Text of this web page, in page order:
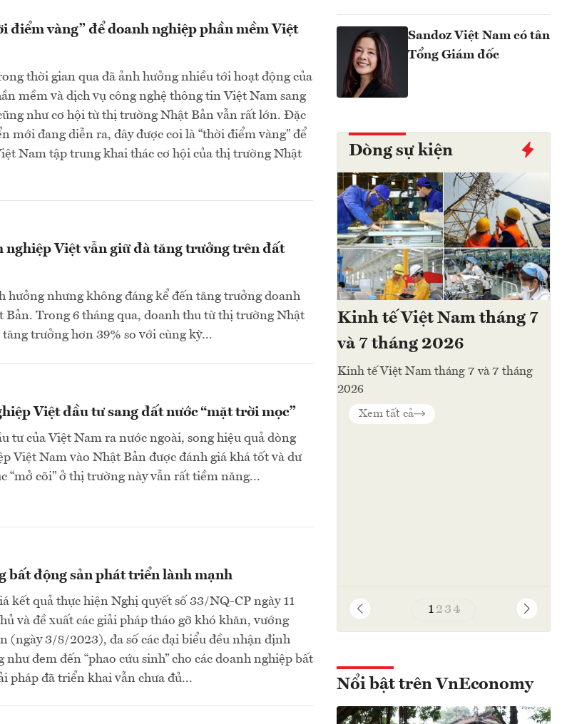
điểm vàng” để doanh nghiệp phần mềm Việt
thời gian qua đã ảnh hưởng nhiều tới hoạt động của
mềm và dịch vụ công nghệ thông tin Việt Nam sang
như cơ hội từ thị trường Nhật Bản vẫn rất lớn. Đặc
mới đang diễn ra, đây được coi là “thời điểm vàng” để
Nam tập trung khai thác cơ hội của thị trường Nhật
nghiệp Việt vẫn giữ đà tăng trưởng trên đất
hưởng nhưng không đáng kể đến tăng trưởng doanh
Trong 6 tháng qua, doanh thu từ thị trường Nhật
trưởng hơn 39% so với cùng kỳ...
Việt đầu tư sang đất nước “mặt trời mọc”
tư của Việt Nam ra nước ngoài, song hiệu quả dòng
Việt Nam vào Nhật Bản được đánh giá khá tốt và dư
“mở cõi” ở thị trường này vẫn rất tiềm năng...
bất động sản phát triển lành mạnh
kết quả thực hiện Nghị quyết số 33/NQ-CP ngày 11
và đề xuất các giải pháp tháo gỡ khó khăn, vướng
(ngày 3/8/2023), đa số các đại biểu đều nhận định
đem đến “phao cứu sinh” cho các doanh nghiệp bất
pháp đã triển khai vẫn chưa đủ...
Sandoz Việt Nam có tân
Tổng Giám đốc
Dòng sự kiện
Kinh tế Việt Nam tháng 7
và 7 tháng 2026
Kinh tế Việt Nam tháng 7 và 7 tháng
2026
Xem tất cả
1 23 4
Nổi bật trên VnEconomy